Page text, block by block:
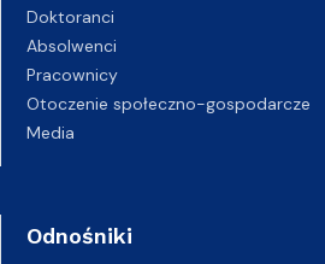
Doktoranci
Absolwenci
Pracownicy
Otoczenie społeczno-gospodarcze
Media
Odnośniki